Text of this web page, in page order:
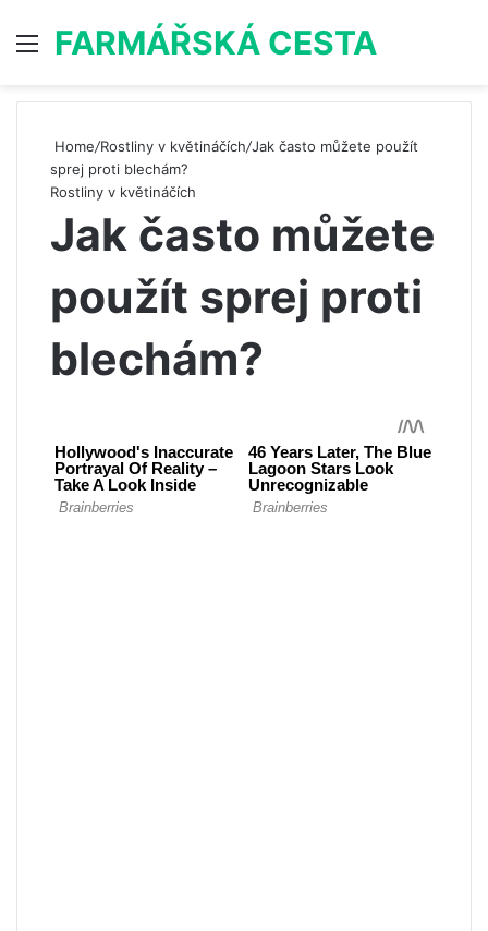
Menu
FARMÁŘSKÁ CESTA
Home/Rostliny v květináčích/Jak často můžete použít
sprej proti blechám?
Rostliny v květináčích
Jak často můžete
použít sprej proti
blechám?